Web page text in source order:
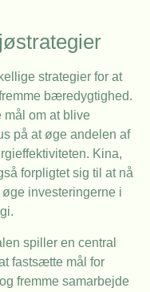
strategier for at
bæredygtighed.
mål om at blive
på at øge andelen af
Kina,
forpligtet sig til at nå
investeringerne i
spiller en central
fastsætte mål for
fremme samarbejde